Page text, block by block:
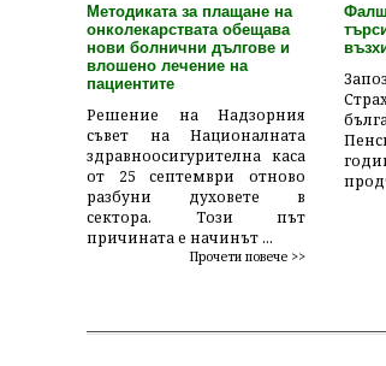
Методиката за плащане на
онколекарствата обещава
нови болнични дългове и
влошено лечение на
пациентите
Решение на Надзорния
съвет на Националната
здравноосигурителна каса
от 25 септември отново
разбуни духовете в
сектора. Този път
причината е начинът ...
Прочети повече >>